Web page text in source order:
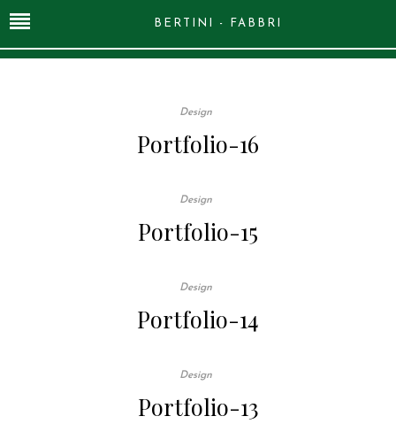
BERTINI - FABBRI
Design
Portfolio-16
Design
Portfolio-15
Design
Portfolio-14
Design
Portfolio-13